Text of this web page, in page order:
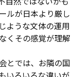
ルが日本より厳し
ような文体の運用
くその感覚が理解
とでは、お隣の国